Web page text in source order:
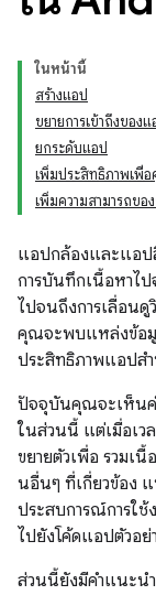
ในหน้านี้
สร้างแอป
ขยายการเข้าถึงของแ
ยกระดับแอป
เพิ่มประสิทธิภาพเพื่
เพิ่มความสามารถขอ
แอปกล้องและแอป
การบันทึกเนื้อหาไ
ไปจนถึงการเลื่อน
คุณจะพบแหล่งข้อมู
ประสิทธิภาพแอปส
ปัจจุบันคุณจะเห็นค
ในส่วนนี้ แต่เมื่อเ
ขยายตัวเพื่อ รวมเ
นอื่นๆ ที่เกี่ยวข้อง
ประสบการณ์การใ
ไปยังโค้ดแอปตัวอ
ส่วนนี้ยังมีคำแนะนำ